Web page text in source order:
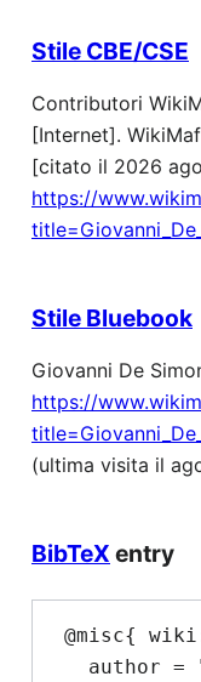
Stile CBE/CSE
Contributori
[Internet].
[citato il 2026
https://
Stile Bluebook
Giovanni De
https://
(ultima visita il
BibTeX entry